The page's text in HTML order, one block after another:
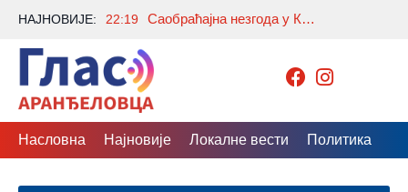
НАЈНОВИЈЕ: 22:19 Саобраћајна незгода у Крћевцу: Има повређених, саобраћај обустављен у оба правца
Насловна Најновије Локалне вести Политика